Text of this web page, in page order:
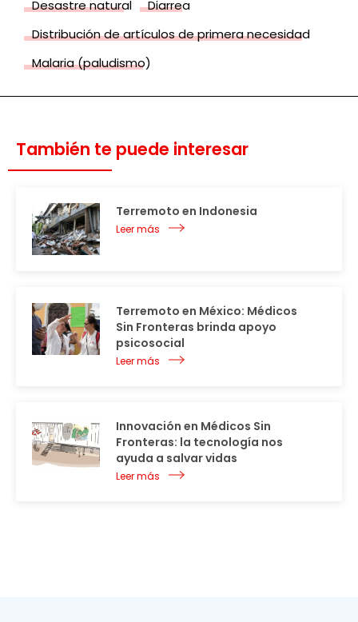
Desastre natural
Diarrea
Distribución de artículos de primera necesidad
Malaria (paludismo)
También te puede interesar
Terremoto en Indonesia
Leer más
Terremoto en México: Médicos
Sin Fronteras brinda apoyo
psicosocial
Leer más
Innovación en Médicos Sin
Fronteras: la tecnología nos
ayuda a salvar vidas
Leer más